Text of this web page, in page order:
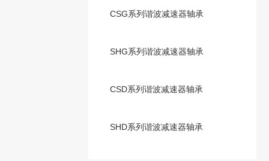
CSG系列谐波减速器轴承
SHG系列谐波减速器轴承
CSD系列谐波减速器轴承
SHD系列谐波减速器轴承